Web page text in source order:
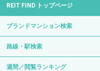
REIT FIND トップページ
ブランドマンション検索
路線・駅検索
週間／閲覧ランキング